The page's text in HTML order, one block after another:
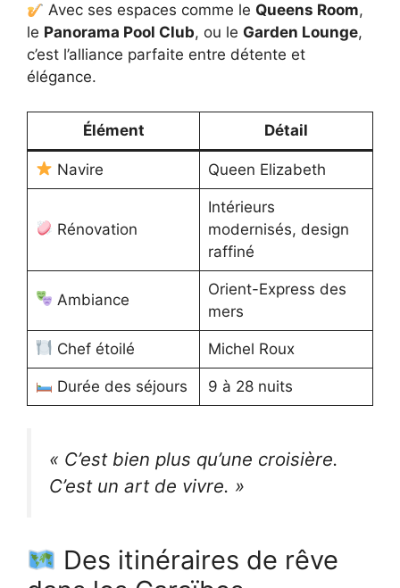
Avec ses espaces comme le Queens Room,
le Panorama Pool Club, ou le Garden Lounge,
c’est l’alliance parfaite entre détente et
élégance.
Élément Détail
Navire Queen Elizabeth
Rénovation
Intérieurs
modernisés, design
raffiné
Ambiance
Orient-Express des
mers
Chef étoilé Michel Roux
Durée des séjours 9 à 28 nuits
« C’est bien plus qu’une croisière.
C’est un art de vivre. »
Des itinéraires de rêve